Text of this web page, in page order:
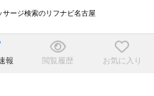
ージ検索のリフナビ名古屋
報 閲覧履歴 お気に入り